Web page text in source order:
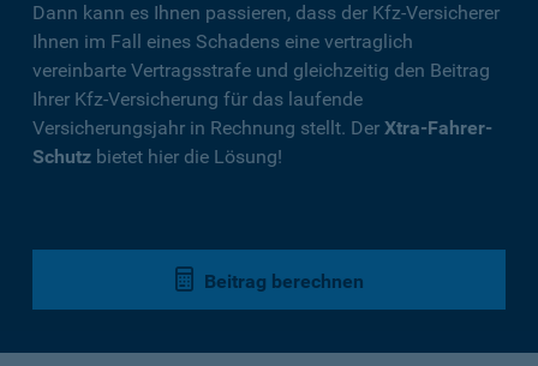
Dann kann es Ihnen passieren, dass der Kfz-Versicherer
Ihnen im Fall eines Schadens eine vertraglich
vereinbarte Vertragsstrafe und gleichzeitig den Beitrag
Ihrer Kfz-Versicherung für das laufende
Versicherungsjahr in Rechnung stellt. Der Xtra-Fahrer-
Schutz bietet hier die Lösung!
Beitrag berechnen